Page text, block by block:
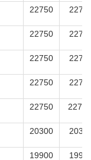
22750
22750
22750
22750
22750
20300
19900